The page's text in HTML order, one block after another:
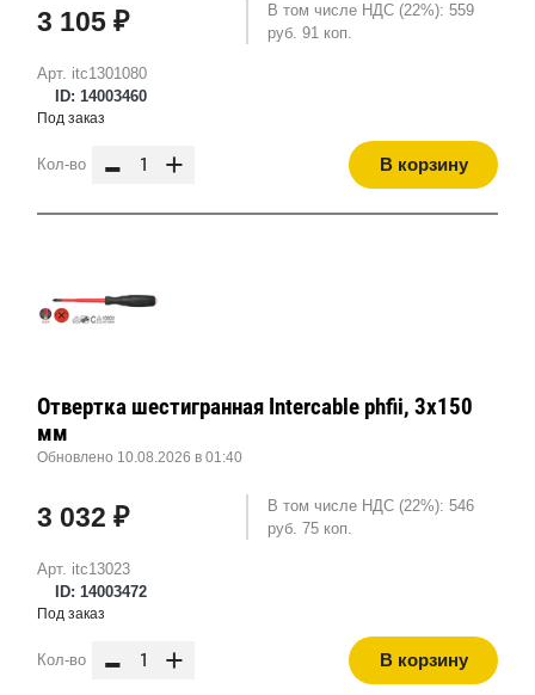
Арт. itc1301080
ID: 14003460
3 105 ₽
В том числе НДС (22%): 559
руб. 91 коп.
Под заказ
Кол-во - + В корзину
Арт. itc13023
ID: 14003472
Отвертка шестигранная Intercable phfii, 3x150
мм
Обновлено 10.08.2026 в 01:40
3 032 ₽
В том числе НДС (22%): 546
руб. 75 коп.
Под заказ
Кол-во - + В корзину